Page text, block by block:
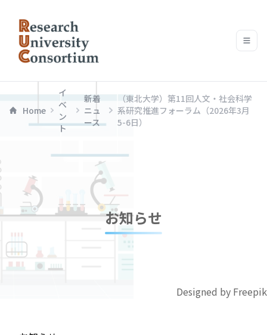
Home
イ
ベ
ン
ト
新着
ニュ
ース
（東北大学）第11回人文・社会科学
系研究推進フォーラム（2026年3月
5-6日）
お知らせ
Designed by Freepik